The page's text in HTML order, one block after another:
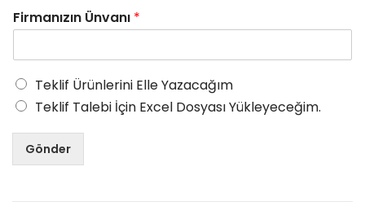
Firmanızın Ünvanı *
Teklif Ürünlerini Elle Yazacağım
Teklif Talebi İçin Excel Dosyası Yükleyeceğim.
Gönder